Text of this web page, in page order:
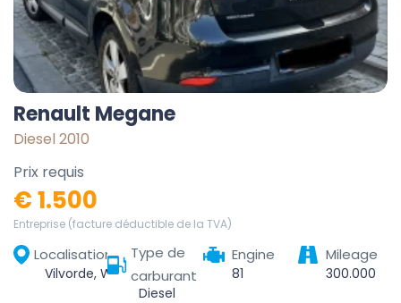
Renault Megane
Diesel 2010
Prix requis
€ 1.500
Entreprise (facture déductible de la TVA)
Localisation
Vilvorde, Wezembeek-Oppem, Hal-Vilvorde, Brabant flamand, Flandre, Belgique
Type de
carburant
Diesel
Engine
81
Mileage
300.000